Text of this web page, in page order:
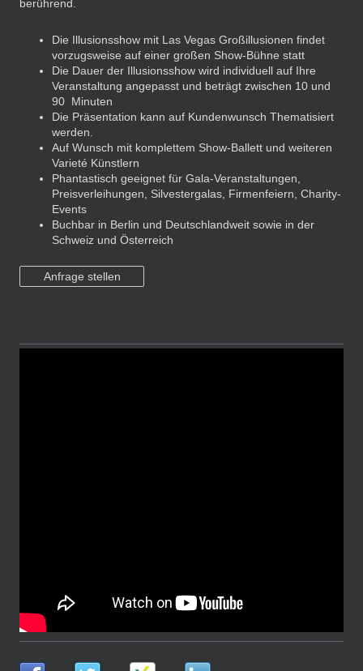
berührend.
Die Illusionsshow mit Las Vegas Großillusionen findet
vorzugsweise auf einer großen Show-Bühne statt
Die Dauer der Illusionsshow wird individuell auf Ihre
Veranstaltung angepasst und beträgt zwischen 10 und
90 Minuten
Die Präsentation kann auf Kundenwunsch Thematisiert
werden.
Auf Wunsch mit komplettem Show-Ballett und weiteren
Varieté Künstlern
Phantastisch geeignet für Gala-Veranstaltungen,
Preisverleihungen, Silvestergalas, Firmenfeiern, Charity-
Events
Buchbar in Berlin und Deutschlandweit sowie in der
Schweiz und Österreich
Anfrage stellen